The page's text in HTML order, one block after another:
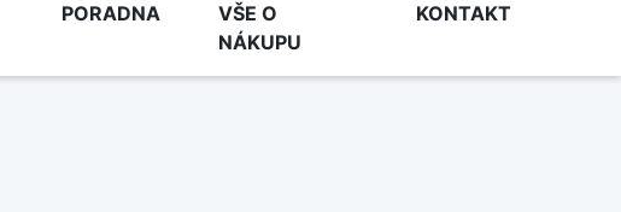
PORADNA
VŠE O
NÁKUPU
KONTAKT